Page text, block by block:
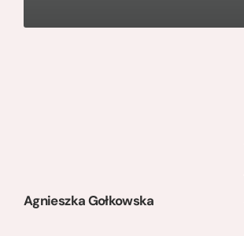
Agnieszka Gołkowska